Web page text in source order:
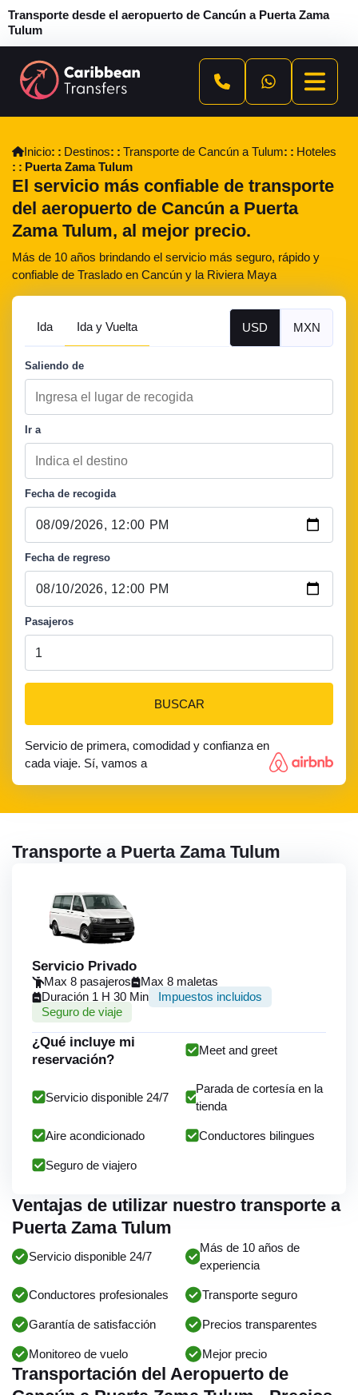
Transporte desde el aeropuerto de Cancún a Puerta Zama
Tulum
Inicio Destinos Transporte de Cancún a Tulum
Hoteles
Puerta Zama Tulum
El servicio más confiable de transporte
del aeropuerto de Cancún a Puerta
Zama Tulum, al mejor precio.
Más de 10 años brindando el servicio más seguro, rápido y
confiable de Traslado en Cancún y la Riviera Maya
Ida Ida y Vuelta USD MXN
Saliendo de
Ir a
Fecha de recogida
Fecha de regreso
Pasajeros
BUSCAR
Servicio de primera, comodidad y confianza en
cada viaje. Sí, vamos a
Transporte a Puerta Zama Tulum
Servicio Privado
Max 8 pasajeros
Max 8 maletas
Duración 1 H 30 Min
Impuestos incluidos
Seguro de viaje
¿Qué incluye mi
reservación?
Meet and greet
Servicio disponible 24/7
Parada de cortesía en la
tienda
Aire acondicionado Conductores bilingues
Seguro de viajero
Ventajas de utilizar nuestro transporte a
Puerta Zama Tulum
Servicio disponible 24/7
Más de 10 años de
experiencia
Conductores profesionales Transporte seguro
Garantía de satisfacción Precios transparentes
Monitoreo de vuelo Mejor precio
Transportación del Aeropuerto de